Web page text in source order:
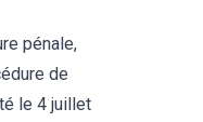
pénale,
de
le 4 juillet